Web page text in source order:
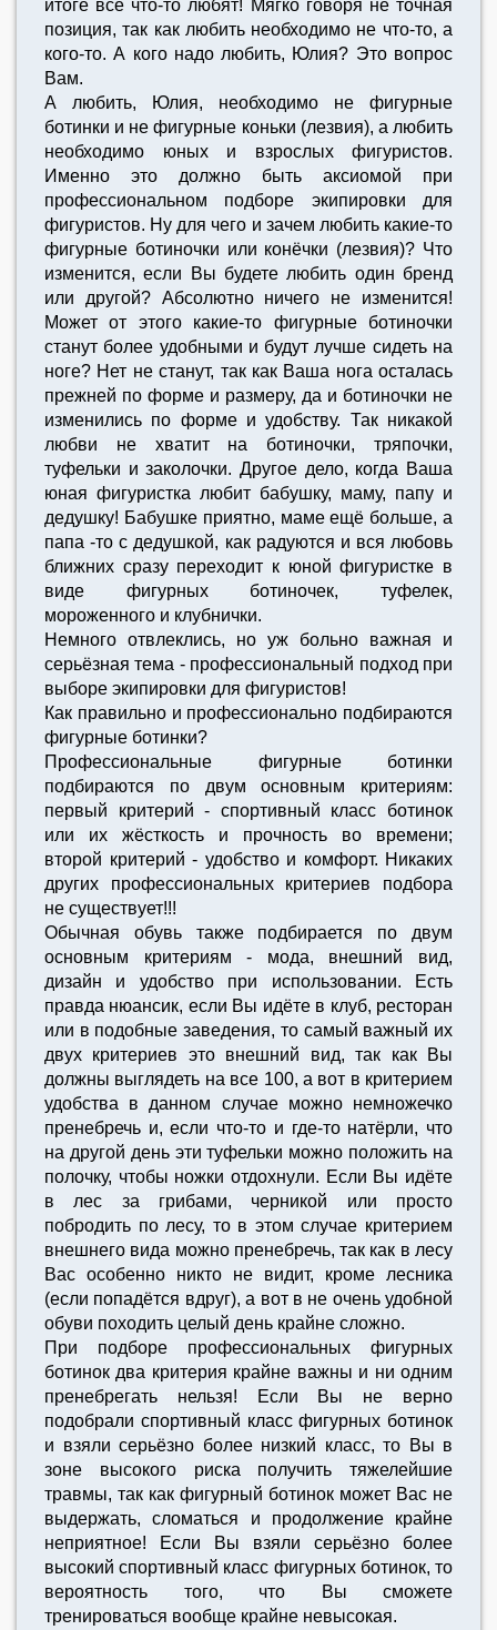
итоге все что-то любят! Мягко говоря не точная
позиция, так как любить необходимо не что-то, а
кого-то. А кого надо любить, Юлия? Это вопрос
Вам.
А любить, Юлия, необходимо не фигурные
ботинки и не фигурные коньки (лезвия), а любить
необходимо юных и взрослых фигуристов.
Именно это должно быть аксиомой при
профессиональном подборе экипировки для
фигуристов. Ну для чего и зачем любить какие-то
фигурные ботиночки или конёчки (лезвия)? Что
изменится, если Вы будете любить один бренд
или другой? Абсолютно ничего не изменится!
Может от этого какие-то фигурные ботиночки
станут более удобными и будут лучше сидеть на
ноге? Нет не станут, так как Ваша нога осталась
прежней по форме и размеру, да и ботиночки не
изменились по форме и удобству. Так никакой
любви не хватит на ботиночки, тряпочки,
туфельки и заколочки. Другое дело, когда Ваша
юная фигуристка любит бабушку, маму, папу и
дедушку! Бабушке приятно, маме ещё больше, а
папа -то с дедушкой, как радуются и вся любовь
ближних сразу переходит к юной фигуристке в
виде фигурных ботиночек, туфелек,
мороженного и клубнички.
Немного отвлеклись, но уж больно важная и
серьёзная тема - профессиональный подход при
выборе экипировки для фигуристов!
Как правильно и профессионально подбираются
фигурные ботинки?
Профессиональные фигурные ботинки
подбираются по двум основным критериям:
первый критерий - спортивный класс ботинок
или их жёсткость и прочность во времени;
второй критерий - удобство и комфорт. Никаких
других профессиональных критериев подбора
не существует!!!
Обычная обувь также подбирается по двум
основным критериям - мода, внешний вид,
дизайн и удобство при использовании. Есть
правда нюансик, если Вы идёте в клуб, ресторан
или в подобные заведения, то самый важный их
двух критериев это внешний вид, так как Вы
должны выглядеть на все 100, а вот в критерием
удобства в данном случае можно немножечко
пренебречь и, если что-то и где-то натёрли, что
на другой день эти туфельки можно положить на
полочку, чтобы ножки отдохнули. Если Вы идёте
в лес за грибами, черникой или просто
побродить по лесу, то в этом случае критерием
внешнего вида можно пренебречь, так как в лесу
Вас особенно никто не видит, кроме лесника
(если попадётся вдруг), а вот в не очень удобной
обуви походить целый день крайне сложно.
При подборе профессиональных фигурных
ботинок два критерия крайне важны и ни одним
пренебрегать нельзя! Если Вы не верно
подобрали спортивный класс фигурных ботинок
и взяли серьёзно более низкий класс, то Вы в
зоне высокого риска получить тяжелейшие
травмы, так как фигурный ботинок может Вас не
выдержать, сломаться и продолжение крайне
неприятное! Если Вы взяли серьёзно более
высокий спортивный класс фигурных ботинок, то
вероятность того, что Вы сможете
тренироваться вообще крайне невысокая.